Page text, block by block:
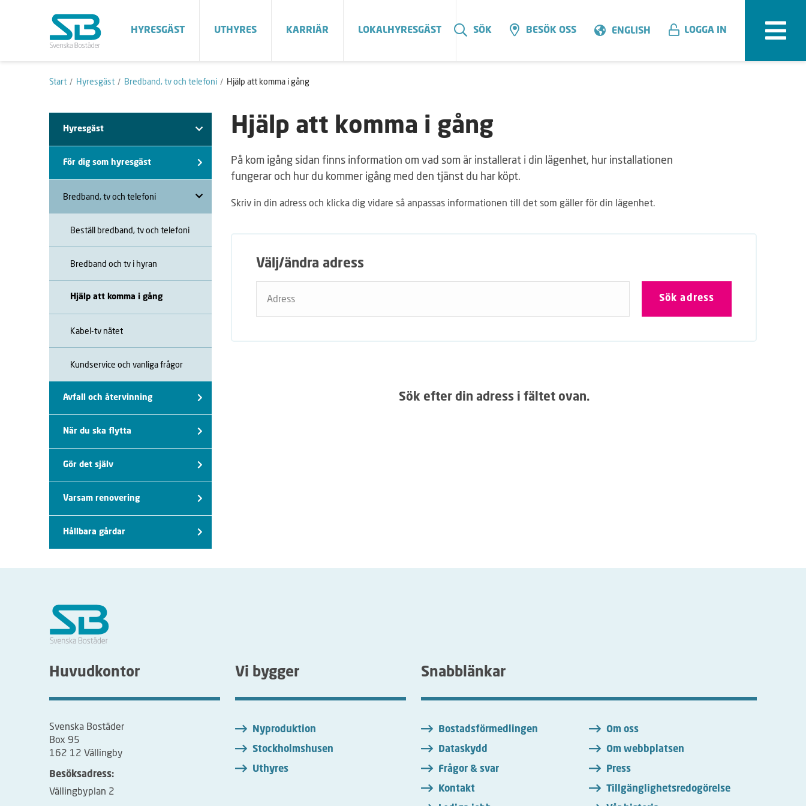
HYRESGÄST UTHYRES KARRIÄR LOKALHYRESGÄST SÖK BESÖK OSS ENGLISH LOGGA IN
Start Hyresgäst Bredband, tv och telefoni Hjälp att komma i gång
Hyresgäst
För dig som hyresgäst
Bredband, tv och telefoni
Beställ bredband, tv och telefoni
Bredband och tv i hyran
Hjälp att komma i gång
Kabel-tv nätet
Kundservice och vanliga frågor
Avfall och återvinning
När du ska flytta
Gör det själv
Varsam renovering
Hållbara gårdar
Hjälp att komma i gång
På kom igång sidan finns information om vad som är installerat i din lägenhet, hur installationen
fungerar och hur du kommer igång med den tjänst du har köpt.
Skriv in din adress och klicka dig vidare så anpassas informationen till det som gäller för din lägenhet.
Välj/ändra adress
Adress
Sök efter din adress i fältet ovan.
Huvudkontor
Svenska Bostäder
Box 95
162 12 Vällingby
Besöksadress:
Vällingbyplan 2
Vi bygger
Nyproduktion
Stockholmshusen
Uthyres
Snabblänkar
Bostadsförmedlingen
Dataskydd
Frågor & svar
Kontakt
Om oss
Om webbplatsen
Press
Tillgänglighetsredogörelse